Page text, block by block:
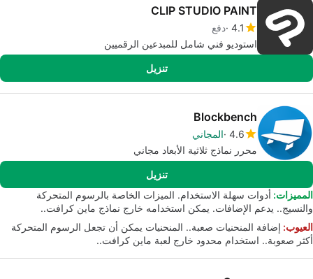
CLIP STUDIO PAINT
4.1 دفع
استوديو فني شامل للمبدعين الرقميين
تنزيل
Blockbench
4.6 المجاني
محرر نماذج ثلاثية الأبعاد مجاني
تنزيل
المميزات: أدوات سهلة الاستخدام. الميزات الخاصة بالرسوم المتحركة
والنسيج.. يدعم الإضافات. يمكن استخدامه خارج نماذج ماين كرافت..
العيوب: إضافة المنحنيات صعبة.. المنحنيات يمكن أن تجعل الرسوم المتحركة
أكثر صعوبة.. استخدام محدود خارج لعبة ماين كرافت..